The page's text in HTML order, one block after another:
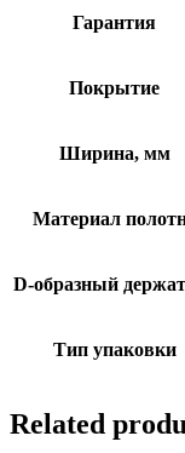
Гарантия
Покрытие
Ширина, мм
Материал
D-образный
Тип упаковки
Related